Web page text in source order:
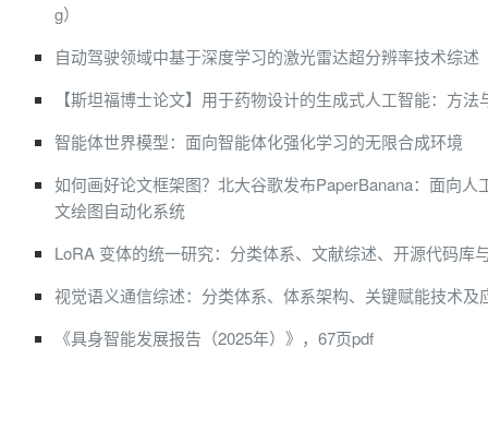
g）
自动驾驶领域中基于深度学习的激光雷达超分辨率技术综述
【斯坦福博士论文】用于药物设计的生成式人工智能：方法
智能体世界模型：面向智能体化强化学习的无限合成环境
如何画好论文框架图？北大谷歌发布PaperBanana：面向人
文绘图自动化系统
LoRA 变体的统一研究：分类体系、文献综述、开源代码库
视觉语义通信综述：分类体系、体系架构、关键赋能技术及
《具身智能发展报告（2025年）》，67页pdf